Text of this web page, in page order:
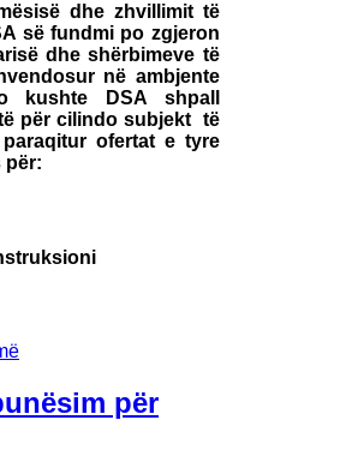
dhe zhvillimit të
së fundmi po zgjeron
dhe shërbimeve të
në ambjente
kushte DSA shpall
për cilindo subjekt të
ofertat e tyre
për:
për